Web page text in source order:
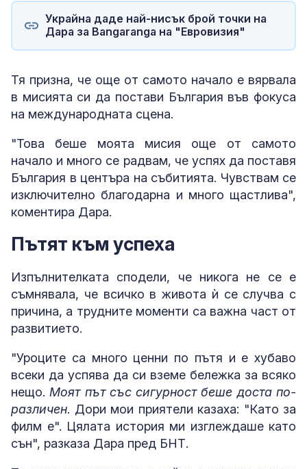
Украйна даде най-нисък брой точки на
Дара за Bangaranga на "Евровизия"
Тя призна, че още от самото начало е вярвала
в мисията си да постави България във фокуса
на международната сцена.
"Това беше моята мисия още от самото
начало и много се радвам, че успях да поставя
България в центъра на събитията. Чувствам се
изключително благодарна и много щастлива",
коментира Дара.
Пътят към успеха
Изпълнителката сподели, че никога не се е
съмнявала, че всичко в живота ѝ се случва с
причина, а трудните моменти са важна част от
развитието.
"Уроците са много ценни по пътя и е хубаво
всеки да успява да си вземе бележка за всяко
нещо. Моят път със сигурност беше доста по-
различен. Дори мои приятели казаха: "Като за
филм е". Цялата история ми изглеждаше като
сън", разказа Дара пред БНТ.